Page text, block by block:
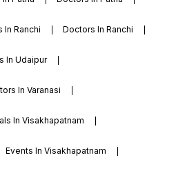
In Ranchi Doctors In Ranchi
In Udaipur
In Varanasi
In Visakhapatnam
Events In Visakhapatnam